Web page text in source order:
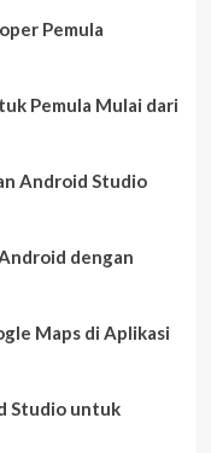
Pemula
Pemula Mulai dari
Android Studio
dengan
Maps di Aplikasi
Studio untuk